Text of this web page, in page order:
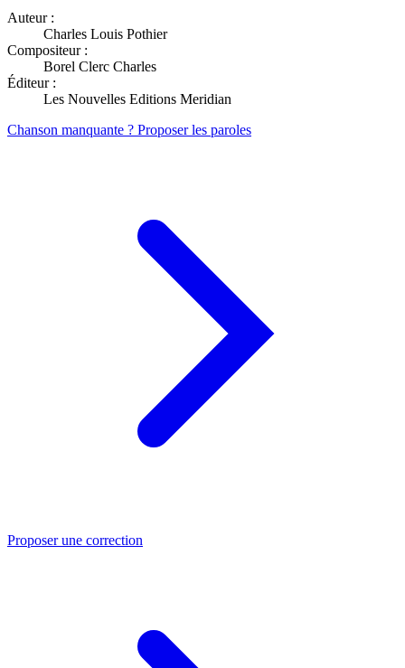
Auteur :
Charles Louis Pothier
Compositeur :
Borel Clerc Charles
Éditeur :
Les Nouvelles Editions Meridian
Chanson manquante ? Proposer les paroles
Proposer une correction